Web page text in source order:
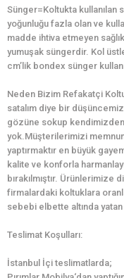
Sünger=Koltukta kullanılan
yoğunluğu fazla olan ve
madde ihtiva etmeyen
yumuşak süngerdir. Kol
cm’lik bondex sünger
Neden Bizim Refakatçi
satalım diye bir
gözüne sokup
yok.Müşterilerimizi
yaptırmaktır en büyük
kalite ve konforla
bırakılmıştır.
firmalardaki koltuklara
sebebi elbette altında
Teslimat Koşulları:
İstanbul İçi teslimatlarda;